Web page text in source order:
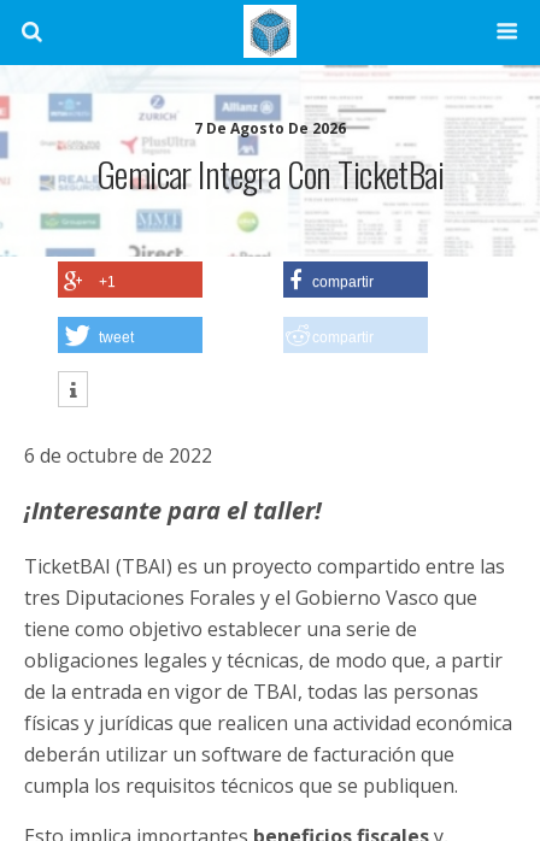
7 De Agosto De 2026
Gemicar Integra Con TicketBai
+1 compartir
tweet compartir
6 de octubre de 2022
¡Interesante para el taller!
TicketBAI (TBAI) es un proyecto compartido entre las
tres Diputaciones Forales y el Gobierno Vasco que
tiene como objetivo establecer una serie de
obligaciones legales y técnicas, de modo que, a partir
de la entrada en vigor de TBAI, todas las personas
físicas y jurídicas que realicen una actividad económica
deberán utilizar un software de facturación que
cumpla los requisitos técnicos que se publiquen.